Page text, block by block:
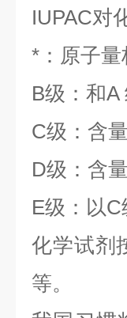
IUPAC对
*：原子量
B级：和A
C级：含
D级：含
E级：以
化学试剂
等。